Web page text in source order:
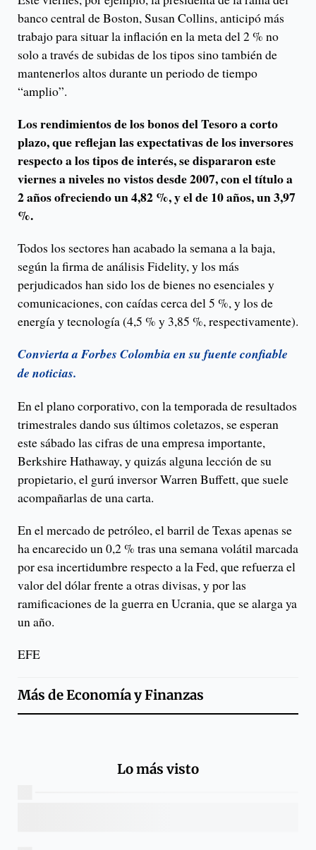
banco central de Boston, Susan Collins, anticipó más
trabajo para situar la inflación en la meta del 2 % no
solo a través de subidas de los tipos sino también de
mantenerlos altos durante un periodo de tiempo
“amplio”.
Los rendimientos de los bonos del Tesoro a corto
plazo, que reflejan las expectativas de los inversores
respecto a los tipos de interés, se dispararon este
viernes a niveles no vistos desde 2007, con el título a
2 años ofreciendo un 4,82 %, y el de 10 años, un 3,97
%.
Todos los sectores han acabado la semana a la baja,
según la firma de análisis Fidelity, y los más
perjudicados han sido los de bienes no esenciales y
comunicaciones, con caídas cerca del 5 %, y los de
energía y tecnología (4,5 % y 3,85 %, respectivamente).
Convierta a Forbes Colombia en su fuente confiable
de noticias.
En el plano corporativo, con la temporada de resultados
trimestrales dando sus últimos coletazos, se esperan
este sábado las cifras de una empresa importante,
Berkshire Hathaway, y quizás alguna lección de su
propietario, el gurú inversor Warren Buffett, que suele
acompañarlas de una carta.
En el mercado de petróleo, el barril de Texas apenas se
ha encarecido un 0,2 % tras una semana volátil marcada
por esa incertidumbre respecto a la Fed, que refuerza el
valor del dólar frente a otras divisas, y por las
ramificaciones de la guerra en Ucrania, que se alarga ya
un año.
EFE
Más deEconomía y Finanzas
Lo más visto